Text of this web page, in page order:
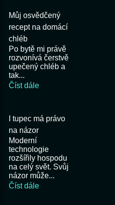
Můj osvědčený
recept na domácí
chléb
Po bytě mi právě
rozvonívá čerstvě
upečený chléb a
tak...
Číst dále
I tupec má právo
na názor
Moderní
technologie
rozšířily hospodu
na celý svět. Svůj
názor může...
Číst dále